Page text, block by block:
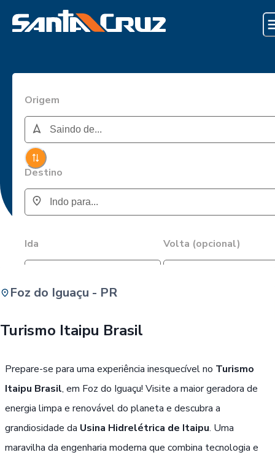
Origem
Destino
Ida Volta (opcional)
Foz do Iguaçu - PR
Turismo Itaipu Brasil
Prepare-se para uma experiência inesquecível no Turismo
Itaipu Brasil, em Foz do Iguaçu! Visite a maior geradora de
energia limpa e renovável do planeta e descubra a
grandiosidade da Usina Hidrelétrica de Itaipu. Uma
maravilha da engenharia moderna que combina tecnologia e